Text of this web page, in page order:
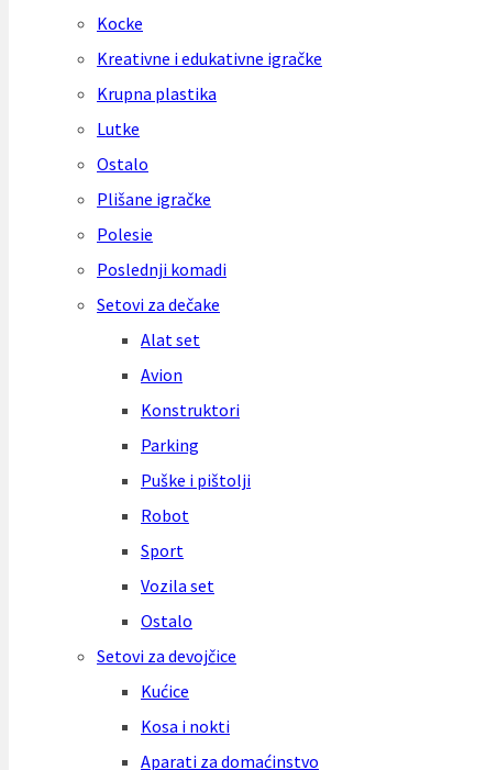
Kocke
Kreativne i edukativne igračke
Krupna plastika
Lutke
Ostalo
Plišane igračke
Polesie
Poslednji komadi
Setovi za dečake
Alat set
Avion
Konstruktori
Parking
Puške i pištolji
Robot
Sport
Vozila set
Ostalo
Setovi za devojčice
Kućice
Kosa i nokti
Aparati za domaćinstvo